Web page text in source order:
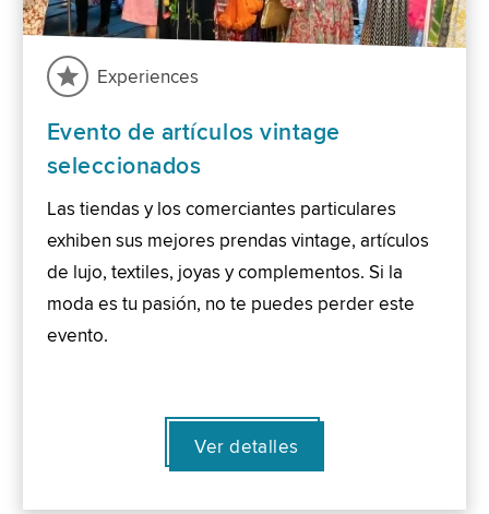
Experiences
Evento de artículos vintage
seleccionados
Las tiendas y los comerciantes particulares
exhiben sus mejores prendas vintage, artículos
de lujo, textiles, joyas y complementos. Si la
moda es tu pasión, no te puedes perder este
evento.
Ver detalles